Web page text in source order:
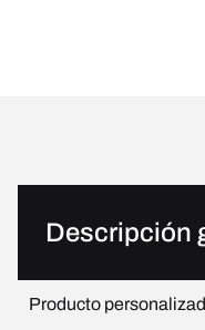
Descripción
Producto